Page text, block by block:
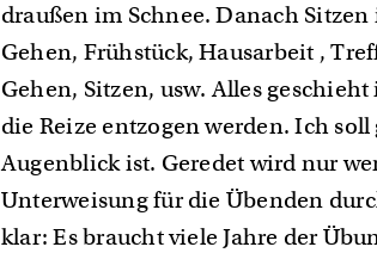
draußen im Schnee. Danach
Gehen, Frühstück, Hausarbeit ,
Gehen, Sitzen, usw. Alles
die Reize entzogen werden. Ich
Augenblick ist. Geredet wird nur
Unterweisung für die Übenden
klar: Es braucht viele Jahre der